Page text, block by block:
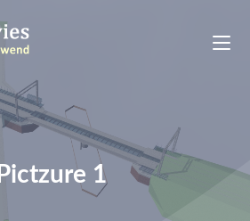
Pictzure 1